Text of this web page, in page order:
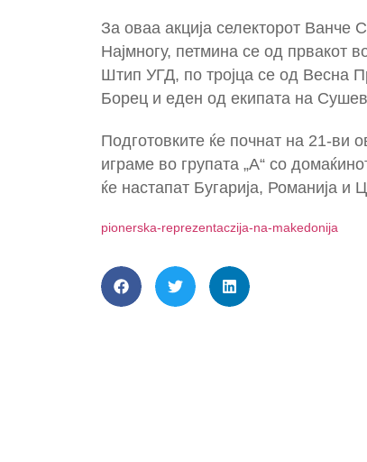
За оваа акција селекторот Ванче
Најмногу, петмина се од првакот
Штип УГД, по тројца се од Весна
Борец и еден од екипата на
Подготовките ќе почнат на 21-ви
играме во групата „А“ со
ќе настапат Бугарија, Романија и
pionerska-reprezentacziјa-na-makedoniјa